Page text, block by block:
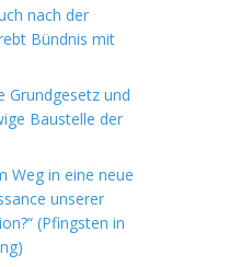
nach der
Bündnis mit
Grundgesetz und
Baustelle der
Weg in eine neue
unserer
(Pfingsten in